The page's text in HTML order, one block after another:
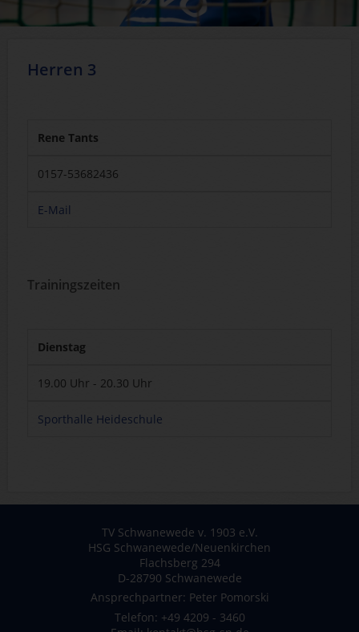
Herren 3
Rene Tants
0157-53682436
E-Mail
Trainingszeiten
Dienstag
19.00 Uhr - 20.30 Uhr
Sporthalle Heideschule
TV Schwanewede v. 1903 e.V.
HSG Schwanewede/Neuenkirchen
Flachsberg 294
D-28790 Schwanewede
Ansprechpartner: Peter Pomorski
Telefon: +49 4209 - 3460